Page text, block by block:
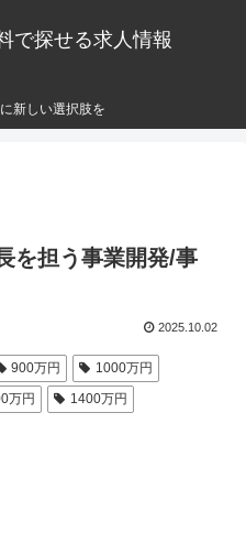
で探せる求人情報
新しい選択肢を
を担う事業開発/事
2025.10.02
900万円
1000万円
万円
1400万円